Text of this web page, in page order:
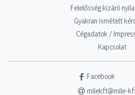
Felelősség kizáró
Gyakran ismételt
Cégadatok /
Kapcsolat
Facebook
milekft@mile-